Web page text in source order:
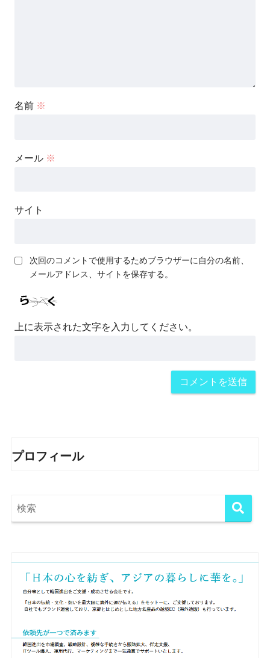
名前 ※
メール ※
サイト
次回のコメントで使用するためブラウザーに自分の名前、
メールアドレス、サイトを保存する。
上に表示された文字を入力してください。
プロフィール